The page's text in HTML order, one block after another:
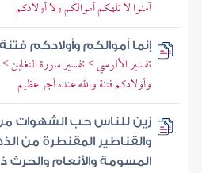
آمنوا لا تلهكم أموالكم ولا أولادكم
إنما أموالكم وأولادكم فتنة
تفسير الألوسي > تفسير سورة التغابن >
وأولادكم فتنة والله عنده أجر عظيم
زين للناس حب الشهوات من
والقناطير المقنطرة من
المسومة والأنعام والحرث